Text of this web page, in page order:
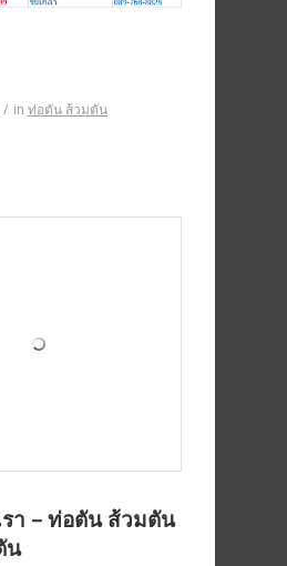
/ in ท่อตัน ส้วมตัน
รา – ท่อตัน ส้วมตัน
น